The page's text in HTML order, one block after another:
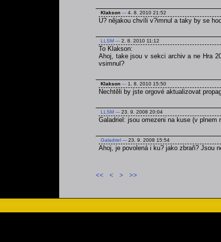
Klakson --- 4. 8. 2010 21:52
U? nějakou chvíli v?imnul a taky by se
LLSM --- 2. 8. 2010 11:12
To Klakson:
Ahoj, take jsou v sekci archiv a ne Hra
vsimnul?
Klakson --- 1. 8. 2010 15:50
Nechtěli by jste orgové aktualizovat
LLSM --- 23. 9. 2008 20:04
Galadriel: jsou omezeni na kuse (v plnem
Galadriel --- 23. 9. 2008 15:54
Ahoj, je povolená i ku? jako zbraň? Jsou
<< < > >>